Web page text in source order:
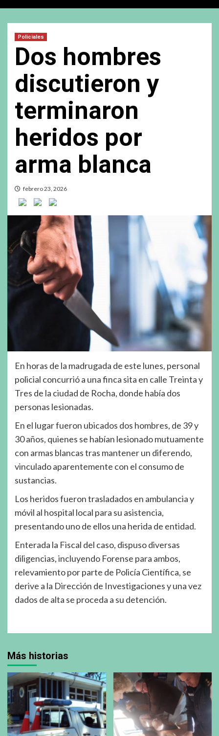
Policiales
Dos hombres
discutieron y
terminaron
heridos por
arma blanca
febrero 23, 2026
En horas de la madrugada de este lunes, personal
policial concurrió a una finca sita en calle Treinta y
Tres de la ciudad de Rocha, donde había dos
personas lesionadas.
En el lugar fueron ubicados dos hombres, de 39 y
30 años, quienes se habían lesionado mutuamente
con armas blancas tras mantener un diferendo,
vinculado aparentemente con el consumo de
sustancias.
Los heridos fueron trasladados en ambulancia y
móvil al hospital local para su asistencia,
presentando uno de ellos una herida de entidad.
Enterada la Fiscal del caso, dispuso diversas
diligencias, incluyendo Forense para ambos,
relevamiento por parte de Policía Científica, se
derive a la Dirección de Investigaciones y una vez
dados de alta se proceda a su detención.
Más historias